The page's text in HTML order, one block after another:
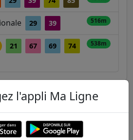
29 39 516m
21 67 69
74
538m
l'appli Ma Ligne